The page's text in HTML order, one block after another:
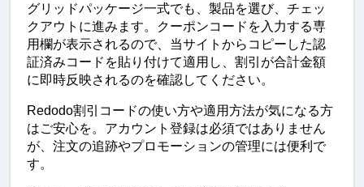
グリッドパッケージ一式でも、製品を選び、チェッ
クアウトに進みます。クーポンコードを入力する専
用欄が表示されるので、当サイトからコピーした認
証済みコードを貼り付けて適用し、割引が合計金額
に即時反映されるのを確認してください。
Redodo割引コードの使い方や適用方法が気になる方
はご安心を。アカウント登録は必須ではありません
が、注文の追跡やプロモーションの管理には便利で
す。